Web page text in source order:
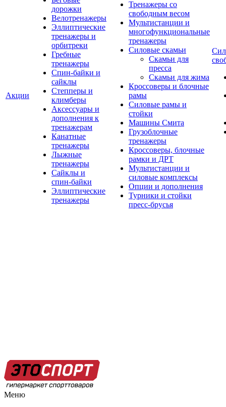
Акции
дорожки
Велотренажеры
Эллиптические
тренажеры и
орбитреки
Гребные
тренажеры
Спин-байки и
сайклы
Степперы и
климберы
Аксессуары и
дополнения к
тренажерам
Канатные
тренажеры
Лыжные
тренажеры
Сайклы и
спин-байки
Эллиптические
тренажеры
Тренажеры со
свободным весом
Мультистанции и
многофункциональные
тренажеры
Силовые скамьи
Скамьи для
пресса
Скамьи для жима
Кроссоверы и блочные
рамы
Силовые рамы и
стойки
Машины Смита
Грузоблочные
тренажеры
Кроссоверы, блочные
рамки и ДРТ
Мультистанции и
силовые комплексы
Опции и дополнения
Турники и стойки
пресс-брусья
Меню